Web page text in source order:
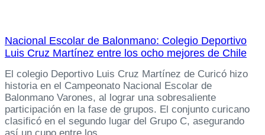
Nacional Escolar de Balonmano: Colegio Deportivo
Luis Cruz Martínez entre los ocho mejores de Chile
El colegio Deportivo Luis Cruz Martínez de Curicó hizo
historia en el Campeonato Nacional Escolar de
Balonmano Varones, al lograr una sobresaliente
participación en la fase de grupos. El conjunto curicano
clasificó en el segundo lugar del Grupo C, asegurando